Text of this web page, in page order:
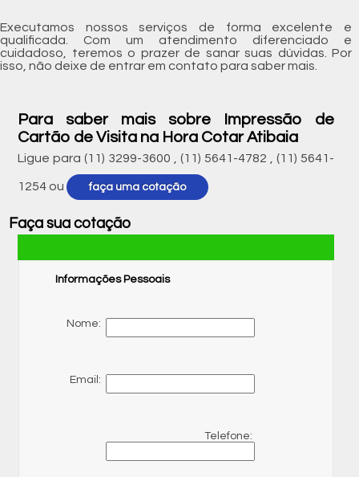
Executamos nossos serviços de forma excelente e
qualificada. Com um atendimento diferenciado e
cuidadoso, teremos o prazer de sanar suas dúvidas. Por
isso, não deixe de entrar em contato para saber mais.
Para saber mais sobre Impressão de
Cartão de Visita na Hora Cotar Atibaia
Ligue para (11) 3299-3600 ,(11) 5641-4782 ,(11) 5641-
1254 ou faça uma cotação
Faça sua cotação
Informações Pessoais
Nome:
Email:
Telefone: